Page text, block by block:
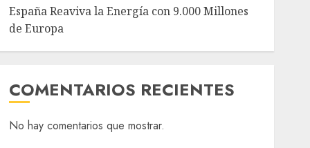
España Reaviva la Energía con 9.000 Millones
de Europa
COMENTARIOS RECIENTES
No hay comentarios que mostrar.